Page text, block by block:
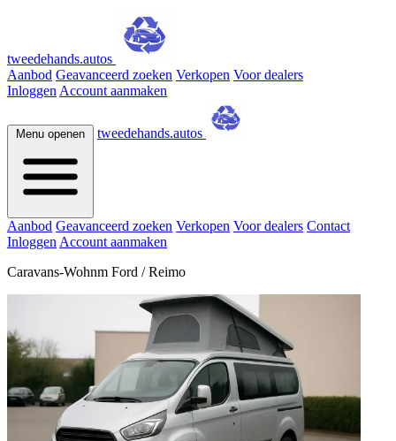
tweedehands.autos
Aanbod Geavanceerd zoeken Verkopen Voor dealers
Inloggen Account aanmaken
Menu openen tweedehands.autos
Aanbod Geavanceerd zoeken Verkopen Voor dealers Contact
Inloggen Account aanmaken
Caravans-Wohnm Ford / Reimo